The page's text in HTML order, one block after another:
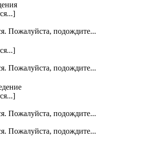
Пожалуйста, подождите...
Пожалуйста, подождите...
Пожалуйста, подождите...
Пожалуйста, подождите...